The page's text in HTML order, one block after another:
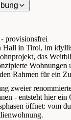
provisionsfrei
Hall in Tirol, im
das
Wohnungen
Rahmen für ein
zweier
- entsteht hier ein
öffnet: vom